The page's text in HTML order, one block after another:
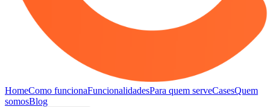
HomeComo funcionaFuncionalidadesPara quem serveCasesQuem
somosBlog